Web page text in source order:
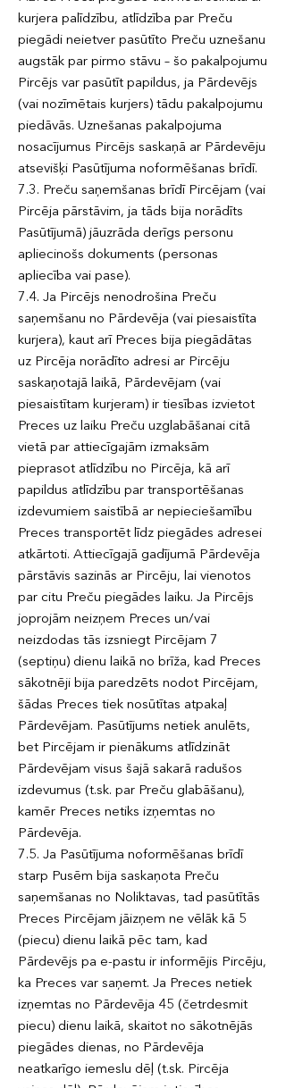
kurjera palīdzību, atlīdzība par Preču
piegādi neietver pasūtīto Preču uznešanu
augstāk par pirmo stāvu – šo pakalpojumu
Pircējs var pasūtīt papildus, ja Pārdevējs
(vai nozīmētais kurjers) tādu pakalpojumu
piedāvās. Uznešanas pakalpojuma
nosacījumus Pircējs saskaņā ar Pārdevēju
atsevišķi Pasūtījuma noformēšanas brīdī.
7.3. Preču saņemšanas brīdī Pircējam (vai
Pircēja pārstāvim, ja tāds bija norādīts
Pasūtījumā) jāuzrāda derīgs personu
apliecinošs dokuments (personas
apliecība vai pase).
7.4. Ja Pircējs nenodrošina Preču
saņemšanu no Pārdevēja (vai piesaistīta
kurjera), kaut arī Preces bija piegādātas
uz Pircēja norādīto adresi ar Pircēju
saskaņotajā laikā, Pārdevējam (vai
piesaistītam kurjeram) ir tiesības izvietot
Preces uz laiku Preču uzglabāšanai citā
vietā par attiecīgajām izmaksām
pieprasot atlīdzību no Pircēja, kā arī
papildus atlīdzību par transportēšanas
izdevumiem saistībā ar nepieciešamību
Preces transportēt līdz piegādes adresei
atkārtoti. Attiecīgajā gadījumā Pārdevēja
pārstāvis sazinās ar Pircēju, lai vienotos
par citu Preču piegādes laiku. Ja Pircējs
joprojām neizņem Preces un/vai
neizdodas tās izsniegt Pircējam 7
(septiņu) dienu laikā no brīža, kad Preces
sākotnēji bija paredzēts nodot Pircējam,
šādas Preces tiek nosūtītas atpakaļ
Pārdevējam. Pasūtījums netiek anulēts,
bet Pircējam ir pienākums atlīdzināt
Pārdevējam visus šajā sakarā radušos
izdevumus (t.sk. par Preču glabāšanu),
kamēr Preces netiks izņemtas no
Pārdevēja.
7.5. Ja Pasūtījuma noformēšanas brīdī
starp Pusēm bija saskaņota Preču
saņemšanas no Noliktavas, tad pasūtītās
Preces Pircējam jāizņem ne vēlāk kā 5
(piecu) dienu laikā pēc tam, kad
Pārdevējs pa e-pastu ir informējis Pircēju,
ka Preces var saņemt. Ja Preces netiek
izņemtas no Pārdevēja 45 (četrdesmit
piecu) dienu laikā, skaitot no sākotnējās
piegādes dienas, no Pārdevēja
neatkarīgo iemeslu dēļ (t.sk. Pircēja